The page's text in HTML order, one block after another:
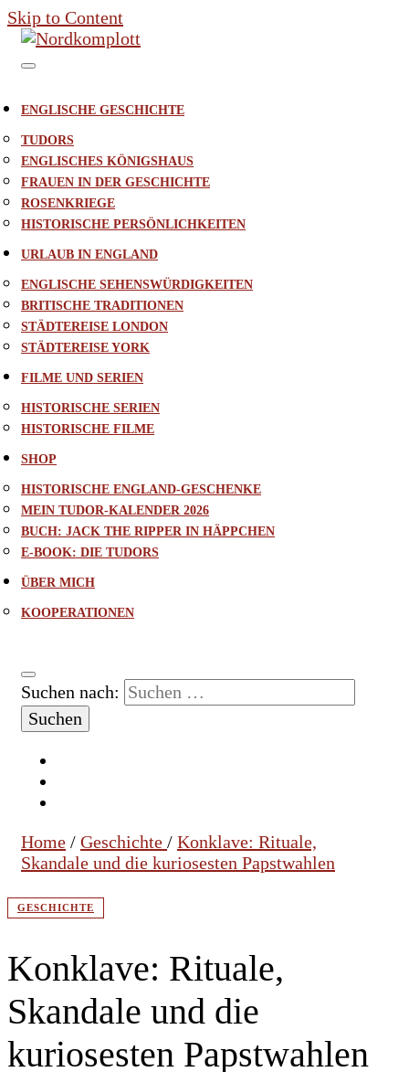
Skip to Content
ENGLISCHE GESCHICHTE
TUDORS
ENGLISCHES KÖNIGSHAUS
FRAUEN IN DER GESCHICHTE
ROSENKRIEGE
HISTORISCHE PERSÖNLICHKEITEN
URLAUB IN ENGLAND
ENGLISCHE SEHENSWÜRDIGKEITEN
BRITISCHE TRADITIONEN
STÄDTEREISE LONDON
STÄDTEREISE YORK
FILME UND SERIEN
HISTORISCHE SERIEN
HISTORISCHE FILME
SHOP
HISTORISCHE ENGLAND-GESCHENKE
MEIN TUDOR-KALENDER 2026
BUCH: JACK THE RIPPER IN HÄPPCHEN
E-BOOK: DIE TUDORS
ÜBER MICH
KOOPERATIONEN
Suchen nach:
Home / Geschichte / Konklave: Rituale,
Skandale und die kuriosesten Papstwahlen
GESCHICHTE
Konklave: Rituale,
Skandale und die
kuriosesten Papstwahlen